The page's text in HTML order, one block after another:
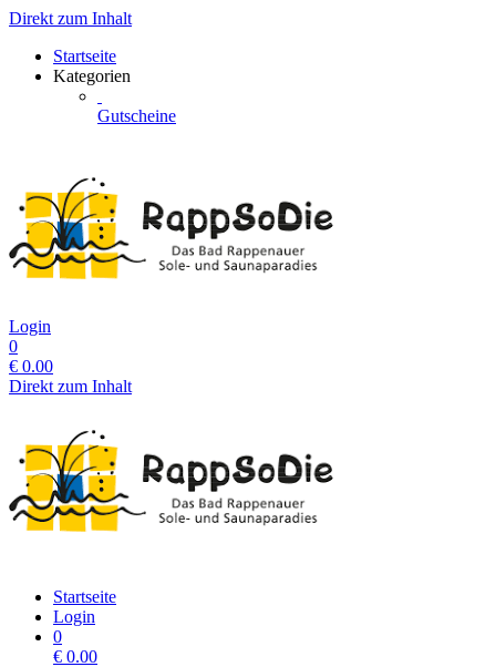
Direkt zum Inhalt
Startseite
Kategorien
Gutscheine
Login
0
€ 0.00
Direkt zum Inhalt
Startseite
Login
0
€ 0.00